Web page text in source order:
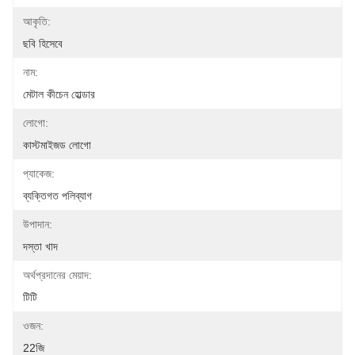
আকৃতি:
ছবি হিসেবে
নাম:
মেটাল কীচেন হোল্ডার
লোগো:
কাস্টমাইজড লোগো
প্যাকেজ:
ব্যক্তিগত পলিব্যাগ
উপাদান:
দস্তা খাদ
অর্থপ্রদানের মেয়াদ:
টিটি
ওজন:
22জি